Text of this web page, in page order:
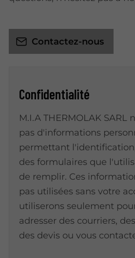
Contactez-nous
Confidentialité
M.I.A THERMOLAK SARL
pas d'informations
permettant
des formulaires que
de remplir. Ces
pas utilisées sans votre
utiliserons seulement
adresser des courriers,
des devis ou vous